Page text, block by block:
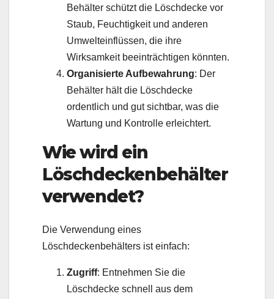
Behälter schützt die Löschdecke vor
Staub, Feuchtigkeit und anderen
Umwelteinflüssen, die ihre
Wirksamkeit beeinträchtigen könnten.
Organisierte Aufbewahrung: Der
Behälter hält die Löschdecke
ordentlich und gut sichtbar, was die
Wartung und Kontrolle erleichtert.
Wie wird ein
Löschdeckenbehälter
verwendet?
Die Verwendung eines
Löschdeckenbehälters ist einfach:
Zugriff: Entnehmen Sie die
Löschdecke schnell aus dem